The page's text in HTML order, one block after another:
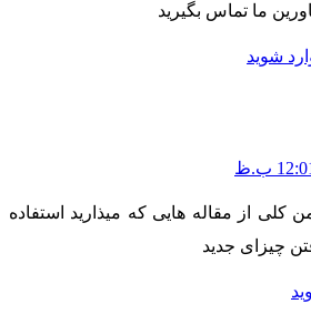
ما تماس بگیرید
شوید
کلی از مقاله هایی که میذارید استفاده
چیزای جدید